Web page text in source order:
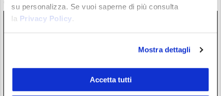
su personalizza. Se vuoi saperne di più consulta
la Privacy Policy.
Mostra dettagli
Accetta tutti